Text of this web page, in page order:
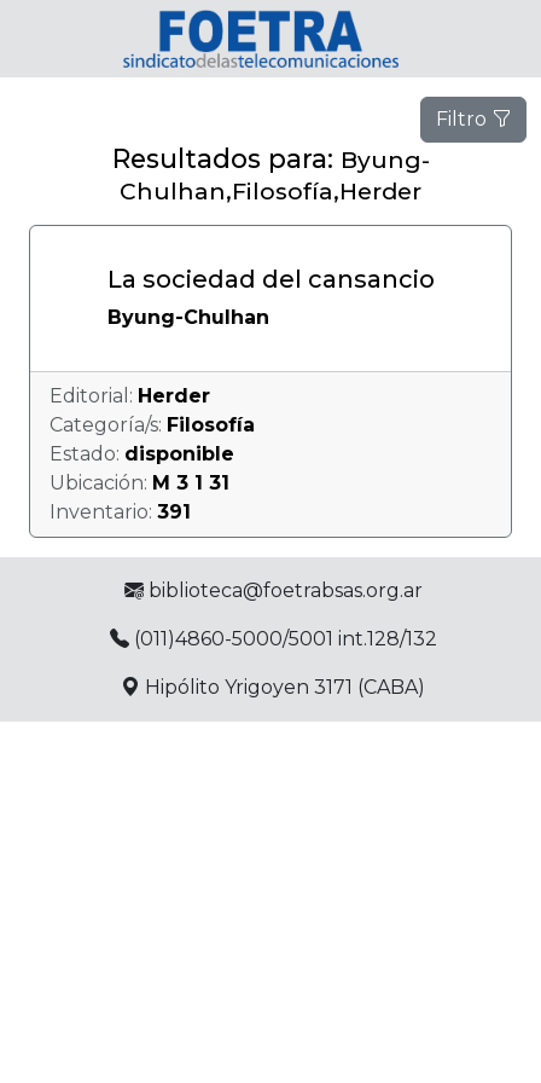
Filtro
Resultados para: Byung-
Chulhan,Filosofía,Herder
La sociedad del cansancio
Byung-Chulhan
Editorial: Herder
Categoría/s: Filosofía
Estado: disponible
Ubicación: M 3 1 31
Inventario: 391
biblioteca@foetrabsas.org.ar
(011)4860-5000/5001 int.128/132
Hipólito Yrigoyen 3171 (CABA)